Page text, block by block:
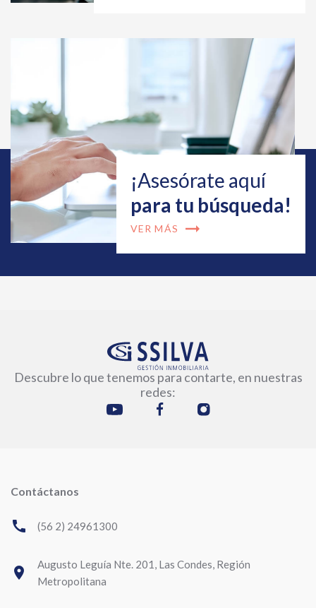
¡Asesórate aquí
para tu búsqueda!
VER MÁS arrow_right_alt
Descubre lo que tenemos para contarte, en nuestras
redes:
Contáctanos
call (56 2) 24961300
room
Augusto Leguía Nte. 201, Las Condes, Región
Metropolitana